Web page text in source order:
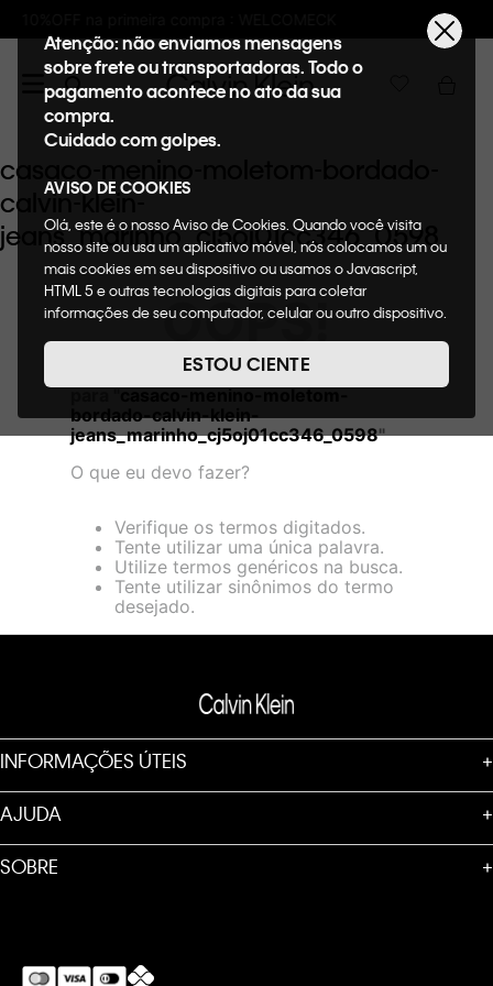
Frete GRÁTIS nas
Atenção: não enviamos mensagens
sobre frete ou transportadoras. Todo o
pagamento acontece no ato da sua
compra.
Cuidado com golpes.
AVISO DE COOKIES
Olá, este é o nosso Aviso de Cookies. Quando você visita
nosso site ou usa um aplicativo móvel, nós colocamos um ou
mais cookies em seu dispositivo ou usamos o Javascript,
HTML 5 e outras tecnologias digitais para coletar
informações de seu computador, celular ou outro dispositivo.
de cookies, informaremos quais cookies usaremos e quais
suas funções. A forma como processamos os dados
nosso Aviso de Privacidade. Quando você visita nosso site,
consideraremos isso como sua solicitação específica para
fornecer a você toda a funcionalidade do site, incluindo,
entre outros, a capacidade de comprar um item em nossa
Cookies acesse o link.
ESTOU CIENTE
casaco-menino-moletom-bordado-
calvin-klein-
jeans_marinho_cj5oj01cc346_0598
OOPS!
Não encontramos nenhum resultado
bordado-calvin-klein-
jeans_marinho_cj5oj01cc346_0598"
O que eu devo fazer?
Verifique os termos digitados.
Tente utilizar uma única palavra.
Utilize termos genéricos na busca.
Tente utilizar sinônimos do termo
desejado.
INFORMAÇÕES ÚTEIS +
AJUDA +
SOBRE +